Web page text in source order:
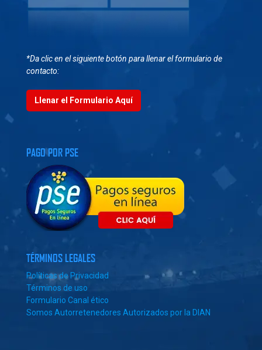
*Da clic en el siguiente botón para llenar el formulario de
contacto:
Llenar el Formulario Aquí
PAGO POR PSE
TÉRMINOS LEGALES
Políticas de Privacidad
Términos de uso
Formulario Canal ético
Somos Autorretenedores Autorizados por la DIAN